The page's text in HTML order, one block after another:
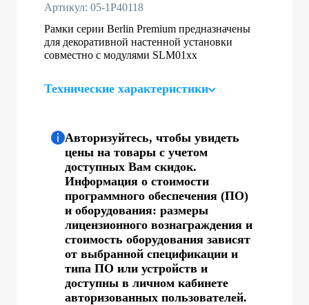
Артикул: 05-1P40118
Рамки серии Berlin Premium предназначены
для декоративной настенной установки
совместно с модулями SLM01хх
Технические характеристики
Авторизуйтесь, чтобы увидеть
цены на товары с учетом
доступных Вам скидок.
Информация о стоимости
программного обеспечения (ПО)
и оборудования: размеры
лицензионного вознаграждения и
стоимость оборудования зависят
от выбранной спецификации и
типа ПО или устройств и
доступны в личном кабинете
авторизованных пользователей.